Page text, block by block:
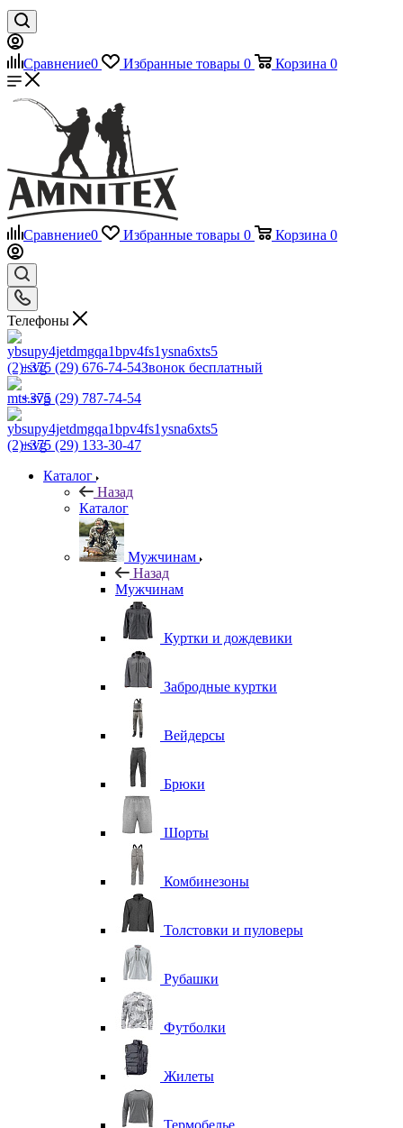
Сравнение0 Избранные товары 0 Корзина 0
Сравнение0 Избранные товары 0 Корзина 0
Телефоны
+375 (29) 676-74-54Звонок бесплатный
+375 (29) 787-74-54
+375 (29) 133-30-47
Каталог
Назад
Каталог
Мужчинам
Назад
Мужчинам
Куртки и дождевики
Забродные куртки
Вейдерсы
Брюки
Шорты
Комбинезоны
Толстовки и пуловеры
Рубашки
Футболки
Жилеты
Термобелье